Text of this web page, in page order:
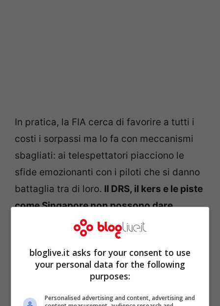
In pratica, la FIA cerca di favorire a tutti i
costi i sorpassi ma lo fa con meccanismi
sbagliati: ai telespettatori piacciono le
sfide emozionanti con i piloti che si danno
battaglia tra di loro. Il DRS, il kers e le piste
come Singapore non possono dare
emozioni in questo senso.
bloglive.it asks for your consent to use
your personal data for the following
purposes:
Personalised advertising and content, advertising and